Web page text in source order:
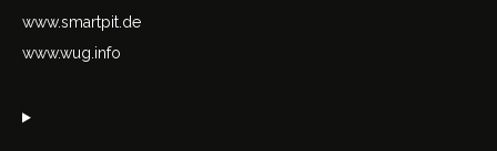
www.smartpit.de
www.wug.info